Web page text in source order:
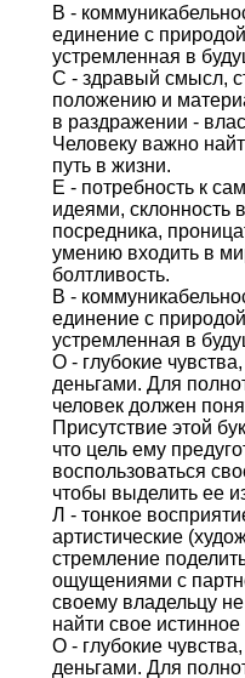
В -
единение с
устремленная в
С - здравый смысл,
положению и
в раздражении -
Человеку важно
путь в жизни.
Е - потребность к
идеями, склонность
посредника,
умению входить в
болтливость.
В -
единение с
устремленная в
О - глубокие
деньгами. Для
человек должен
Присутствие этой
что цель ему
воспользоваться
чтобы выделить ее
Л - тонкое
артистические
стремление
ощущениями с
своему владельцу
найти свое
О - глубокие
деньгами. Для